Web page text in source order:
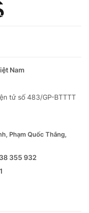
Nam
tử số 483/GP-BTTTT
Phạm Quốc Thắng,
355 932